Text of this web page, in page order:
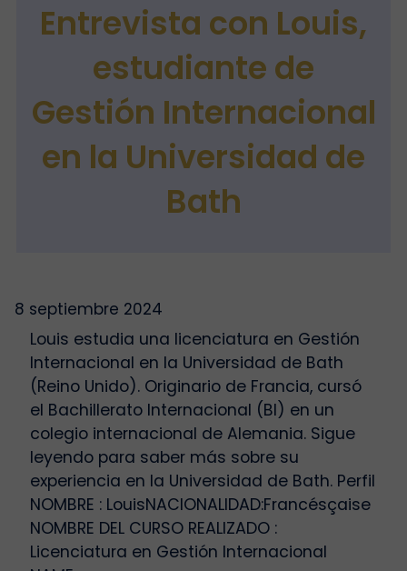
Entrevista con Louis,
estudiante de
Gestión Internacional
en la Universidad de
Bath
8 septiembre 2024
Louis estudia una licenciatura en Gestión
Internacional en la Universidad de Bath
(Reino Unido). Originario de Francia, cursó
el Bachillerato Internacional (BI) en un
colegio internacional de Alemania. Sigue
leyendo para saber más sobre su
experiencia en la Universidad de Bath. Perfil
NOMBRE : LouisNACIONALIDAD:Francésçaise
NOMBRE DEL CURSO REALIZADO :
Licenciatura en Gestión Internacional